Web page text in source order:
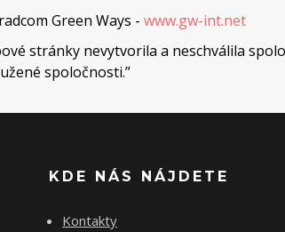
Green Ways - www.gw-int.net
stránky nevytvorila a neschválila
spoločnosti.”
KDE NÁS NÁJDETE
Kontakty